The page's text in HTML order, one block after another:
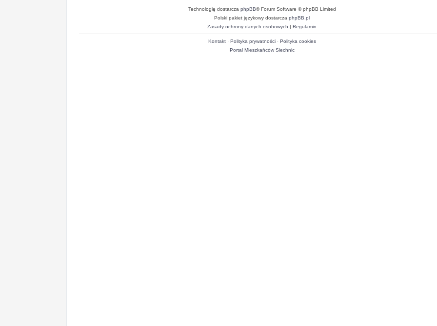
Technologię dostarcza phpBB® Forum Software © phpBB Limited
Polski pakiet językowy dostarcza phpBB.pl
Zasady ochrony danych osobowych | Regulamin
Kontakt· Polityka prywatności· Polityka cookies
Portal Mieszkańców Siechnic